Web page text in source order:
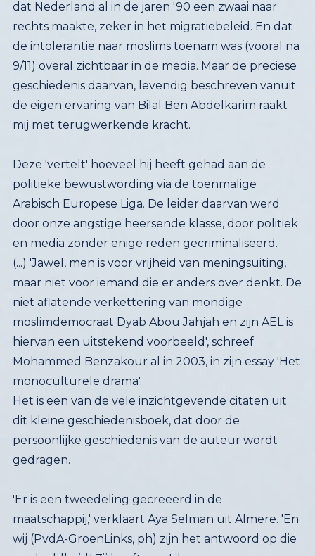
mij met terugwerkende kracht.
Deze 'vertelt' hoeveel hij heeft gehad aan de
politieke bewustwording via de toenmalige
Arabisch Europese Liga. De leider daarvan werd
door onze angstige heersende klasse, door politiek
en media zonder enige reden gecriminaliseerd.
(...) 'Jawel, men is voor vrijheid van meningsuiting,
maar niet voor iemand die er anders over denkt. De
niet aflatende verkettering van mondige
moslimdemocraat Dyab Abou Jahjah en zijn AEL is
hiervan een uitstekend voorbeeld', schreef
Mohammed Benzakour al in 2003, in zijn essay 'Het
monoculturele drama'.
Het is een van de vele inzichtgevende citaten uit
dit kleine geschiedenisboek, dat door de
persoonlijke geschiedenis van de auteur wordt
gedragen.
'Er is een tweedeling gecreëerd in de
maatschappij,' verklaart Aya Selman uit Almere. 'En
wij (PvdA-GroenLinks, ph) zijn het antwoord op die
verdeeldheid.' Zij heeft een Libanese
migratieachtergond en noemt zichzelf moslim,
evenals Bilal Ben Abdelkarim. En ook: 'Ik ben een
echte sociaaldemocraat. Ik neem het op voor
minderheden, voor mensen die het lastiger
hebben in deze stad. Ik denk die polarisatie, die
negatieve grondhouding, te kunnen veranderen.